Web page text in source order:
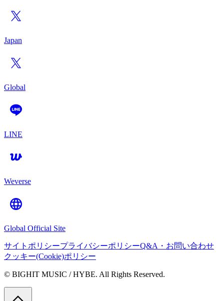
Japan
Global
LINE
Weverse
Global Official Site
サイトポリシープライバシーポリシーQ&A・お問い合わせ
クッキー(Cookie)ポリシー
© BIGHIT MUSIC / HYBE. All Rights Reserved.